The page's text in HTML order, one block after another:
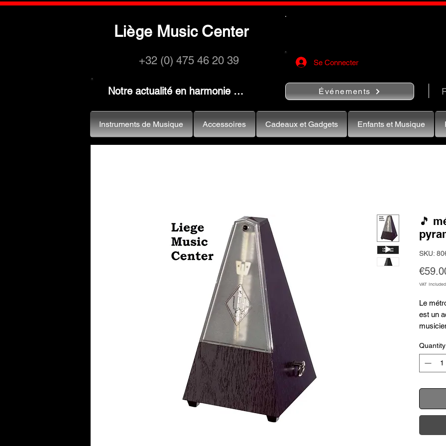
Liège Music Center
+32 (0) 475 46 20 39 Se Connecter
Notre actualité en harmonie … Événements
🎵
SKU:
VAT Included
Le
est un
pour sa
durée
idéal
de
Quantity
Instruments de Musique Accessoires Cadeaux et Gadgets Enfants et Musique